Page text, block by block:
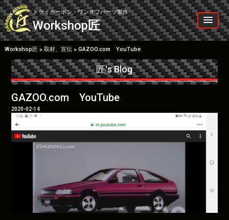
Skip
to
content
ドライカーボン・ワンオフパーツ製作
Workshop匠
Workshop匠> 取材、宣伝> GAZOO.com YouTube
匠's Blog
GAZOO.com YouTube
2020-02-14